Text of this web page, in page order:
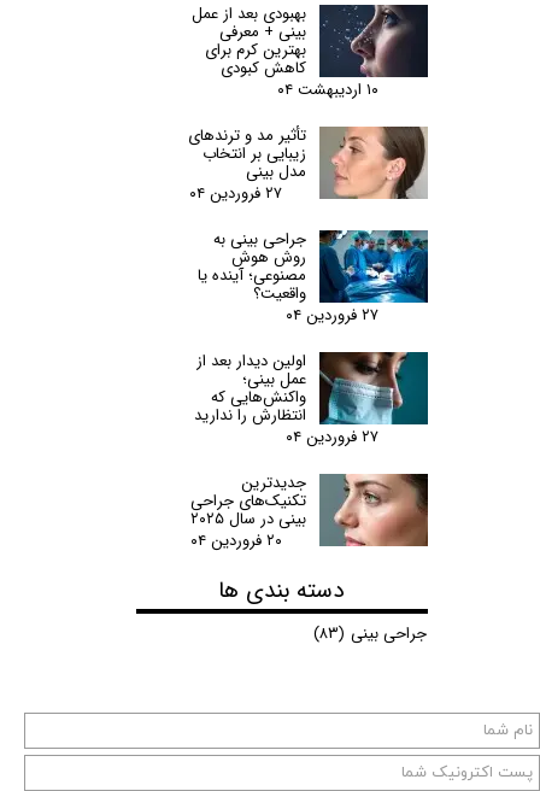
بهبودی بعد از عمل
بینی + معرفی
بهترین کرم برای
کاهش کبودی
۱۰ اردیبهشت ۰۴
تأثیر مد و ترندهای
زیبایی بر انتخاب
مدل بینی
۲۷ فروردین ۰۴
جراحی بینی به
روش هوش
مصنوعی؛ آینده یا
واقعیت؟
۲۷ فروردین ۰۴
اولین دیدار بعد از
عمل بینی؛
واکنش‌هایی که
انتظارش را ندارید
۲۷ فروردین ۰۴
جدیدترین
تکنیک‌های جراحی
بینی در سال ۲۰۲۵
۲۰ فروردین ۰۴
دسته بندی ها
جراحی بینی (۸۳)